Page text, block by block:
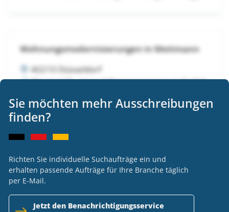
Wohnungsmodernisierungen in Mettmann
40210 Düsseldorf
Wentzel Dr. Immobilienmanagement GmbH
Ausschreibung nicht länger verfügbar
Wohnungsmodernisierungen in Mettmann
40210 Düsseldorf
Wentzel Dr. Immobilienmanagement GmbH
VOB
Sie möchten mehr Ausschreibungen
finden?
Richten Sie individuelle Suchaufträge ein und
erhalten passende Aufträge für Ihre Branche täglich
per E-Mail.
Jetzt den Benachrichtigungsservice